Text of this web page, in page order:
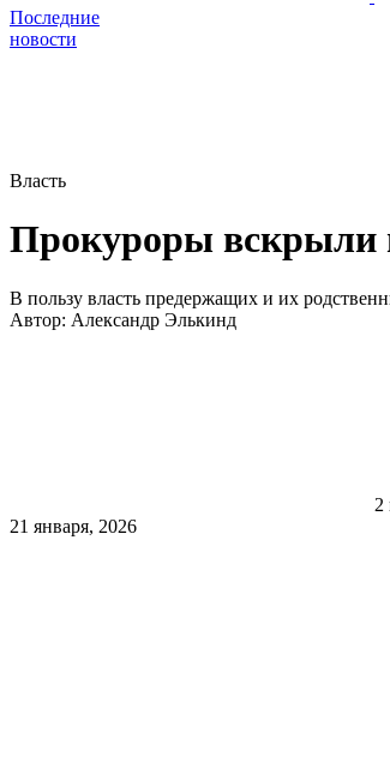
Последние
новости
Власть
Прокуроры вскрыли
В пользу власть предержащих и их
Автор: Александр Элькинд
2
21 января, 2026